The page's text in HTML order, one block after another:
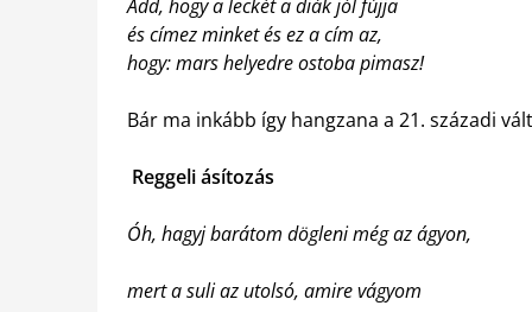
Add, hogy a leckét a diák jól fújja
és címez minket és ez a cím az,
hogy: mars helyedre ostoba pimasz!
Bár ma inkább így hangzana a 21. századi
Reggeli ásítozás
Óh, hagyj barátom dögleni még az ágyon,
mert a suli az utolsó, amire vágyom